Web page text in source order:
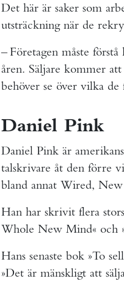
Det här är saker som
utsträckning när de
– Företagen måste
åren. Säljare kommer
behöver se över vilka de
Daniel Pink
Daniel Pink är
talskrivare åt den förre
bland annat Wired,
Han har skrivit flera
Whole New Mind« och
Hans senaste bok »To
»Det är mänskligt att